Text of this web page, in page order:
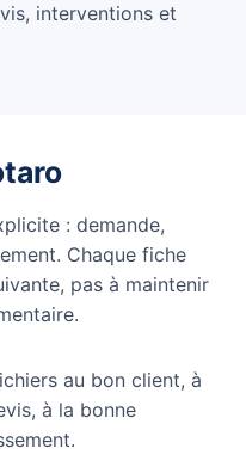
interventions et
: demande,
Chaque fiche
pas à maintenir
au bon client, à
à la bonne